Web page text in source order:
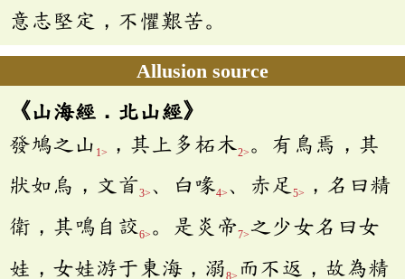
意志堅定，不懼艱苦。
Allusion source
《山海經．北山經》
發鳩之山 1> ，其上多柘木2> 。有鳥焉，其
狀如烏，文首3> 、白喙4> 、赤足 5>
，名曰精
衛，其鳴自詨6> 。是炎帝7> 之少女名曰女
娃，女娃游于東海，溺8> 而不返，故為精